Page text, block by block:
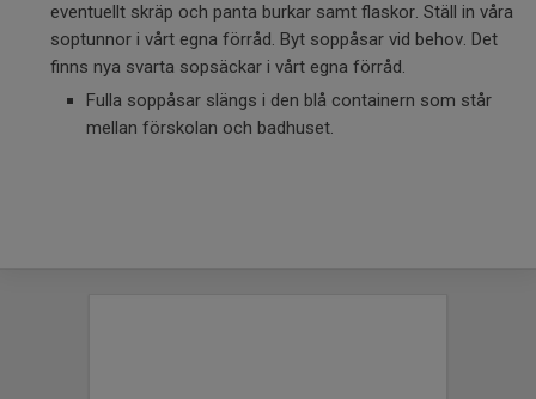
eventuellt skräp och panta burkar samt flaskor. Ställ in våra
soptunnor i vårt egna förråd. Byt soppåsar vid behov. Det
finns nya svarta sopsäckar i vårt egna förråd.
Fulla soppåsar slängs i den blå containern som står
mellan förskolan och badhuset.